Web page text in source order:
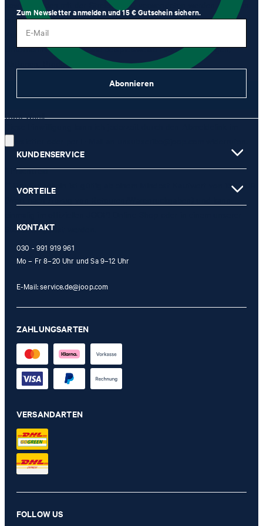
Tablett L rund JOOP! CORNFLOWER, Anthrazit/Schwarz
119,00 €
sowie von den mit der Strellson AG verwendeten werden darf, um
mir per Newsletter oder via E-Mail Werbung und Informationen im
Zusammenhang mit Produkten, Angeboten und Leistungen der
Unternehmensgruppe, wie beispielsweise Event-Einladungen,
Aktionen, Produkt-Promotions zuzusenden.
* Pflichtfeld
** Der Gutschein ist gültig ab einem Mindest-Kaufwert von 150 EUR
Stores eingelöst werden.
Gute Wahl!
E-Mail
Zum Newsletter anmelden und 15 € Gutschein sichern.
Abonnieren
KUNDENSERVICE
VORTEILE
KONTAKT
030 - 991 919 961
Mo – Fr 8–20 Uhr und Sa 9–12 Uhr
E-Mail:service.de@joop.com
ZAHLUNGSARTEN
VERSANDARTEN
FOLLOW US